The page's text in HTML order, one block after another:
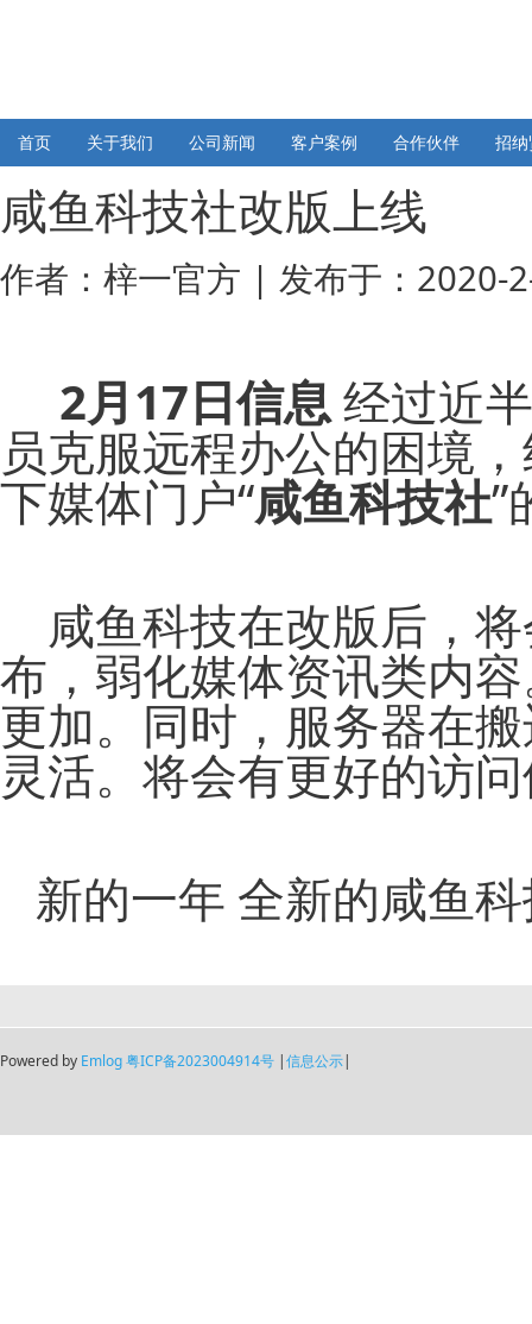
首页 关于我们 公司新闻 客户案例 合作伙伴 招
咸鱼科技社改版上线
作者： 梓一官方 | 发布于：2020-
2月17日信息经过近
员克服远程办公的困境
下媒体门户“咸鱼科技社”
咸鱼科技在改版后，
布，弱化媒体资讯类内
更加。同时，服务器在
灵活。将会有更好的访
新的一年 全新的咸鱼
Powered by Emlog粤ICP备2023004914号 |信息公示|